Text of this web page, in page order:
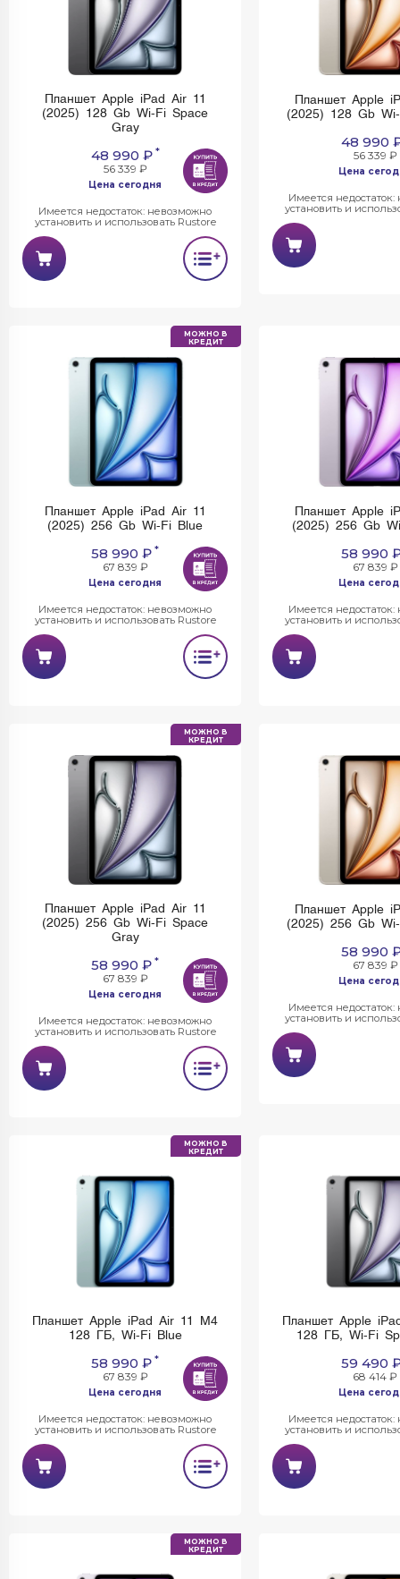
Планшет Apple iPad Air 11
(2025) 128 Gb Wi-Fi Space
Gray
48 990 ₽*
56 339 ₽
Цена сегодня
Имеется недостаток: невозможно
установить и использовать Rustore
Планшет Apple
(2025) 128 Gb
48 990
56 339 ₽
Цена
Имеется
установить и
МОЖНО В
КРЕДИТ
Планшет Apple iPad Air 11
(2025) 256 Gb Wi-Fi Blue
58 990 ₽ *
67 839 ₽
Цена сегодня
Имеется недостаток: невозможно
установить и использовать Rustore
Планшет Apple
(2025) 256 Gb
58 990
67 839 ₽
Цена
Имеется
установить и
МОЖНО В
КРЕДИТ
Планшет Apple iPad Air 11
(2025) 256 Gb Wi-Fi Space
Gray
58 990 ₽ *
67 839 ₽
Цена сегодня
Имеется недостаток: невозможно
установить и использовать Rustore
Планшет Apple
(2025) 256 Gb
58 990
67 839 ₽
Цена
Имеется
установить и
МОЖНО В
КРЕДИТ
Планшет Apple iPad Air 11 M4
128 ГБ, Wi-Fi Blue
58 990 ₽ *
67 839 ₽
Цена сегодня
Имеется недостаток: невозможно
установить и использовать Rustore
Планшет Apple
128 ГБ, Wi-Fi
59 490
68 414 ₽
Цена
Имеется
установить и
МОЖНО В
КРЕДИТ